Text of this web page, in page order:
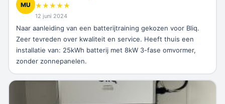
MU ★★★★★
12 juni 2024
Naar aanleiding van een batterijtraining gekozen voor Bliq.
Zeer tevreden over kwaliteit en service. Heeft thuis een
installatie van: 25kWh batterij met 8kW 3-fase omvormer,
zonder zonnepanelen.